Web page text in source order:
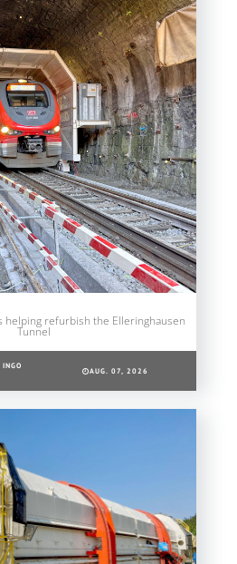
helping refurbish the Elleringhausen
Tunnel
AUG. 07, 2026